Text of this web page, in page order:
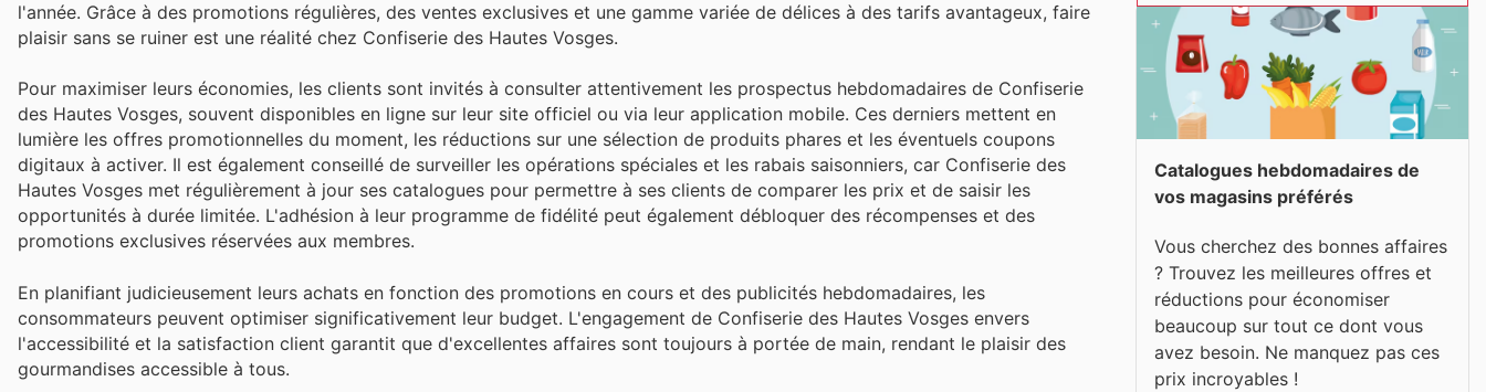
l'année. Grâce à des promotions régulières, des ventes exclusives et une gamme variée de délices à des tarifs avantageux, faire
plaisir sans se ruiner est une réalité chez Confiserie des Hautes Vosges.
Pour maximiser leurs économies, les clients sont invités à consulter attentivement les prospectus hebdomadaires de Confiserie
des Hautes Vosges, souvent disponibles en ligne sur leur site officiel ou via leur application mobile. Ces derniers mettent en
lumière les offres promotionnelles du moment, les réductions sur une sélection de produits phares et les éventuels coupons
digitaux à activer. Il est également conseillé de surveiller les opérations spéciales et les rabais saisonniers, car Confiserie des
Hautes Vosges met régulièrement à jour ses catalogues pour permettre à ses clients de comparer les prix et de saisir les
opportunités à durée limitée. L'adhésion à leur programme de fidélité peut également débloquer des récompenses et des
promotions exclusives réservées aux membres.
En planifiant judicieusement leurs achats en fonction des promotions en cours et des publicités hebdomadaires, les
consommateurs peuvent optimiser significativement leur budget. L'engagement de Confiserie des Hautes Vosges envers
l'accessibilité et la satisfaction client garantit que d'excellentes affaires sont toujours à portée de main, rendant le plaisir des
gourmandises accessible à tous.
Catalogues hebdomadaires de
vos magasins préférés
Vous cherchez des bonnes affaires
? Trouvez les meilleures offres et
réductions pour économiser
beaucoup sur tout ce dont vous
avez besoin. Ne manquez pas ces
prix incroyables !